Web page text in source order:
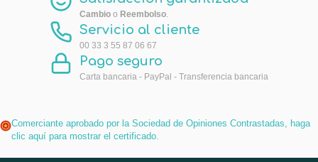
Cambio o Reembolso.
Servicio al cliente
00 33 3 55 87 06 67
Pago seguro
Carta bancaria - PayPal - Transferencia bancaria
Comerciante aprobado por la Sociedad de Opiniones Contrastadas, haga
clic aquí para mostrar el certificado.